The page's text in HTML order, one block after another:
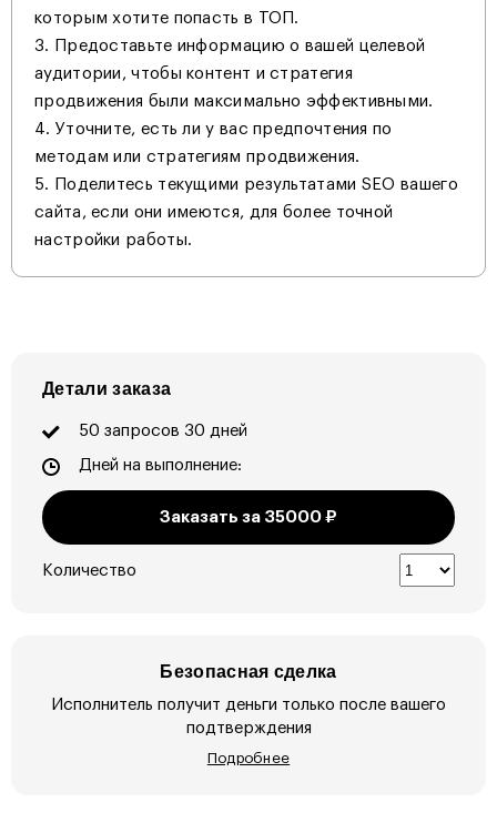
которым хотите попасть в ТОП.
Предоставьте информацию о вашей целевой
аудитории, чтобы контент и стратегия
продвижения были максимально эффективными.
Уточните, есть ли у вас предпочтения по
методам или стратегиям продвижения.
Поделитесь текущими результатами SEO вашего
сайта, если они имеются, для более точной
настройки работы.
Детали заказа
50 запросов 30 дней
Дней на выполнение:
Заказать за 35000 ₽
Количество
Безопасная сделка
Исполнитель получит деньги только после вашего
подтверждения
Подробнее